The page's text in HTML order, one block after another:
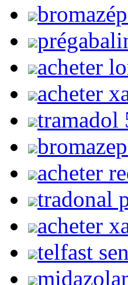
acheter
acheter
tramadol
acheter
tradonal
acheter
telfast